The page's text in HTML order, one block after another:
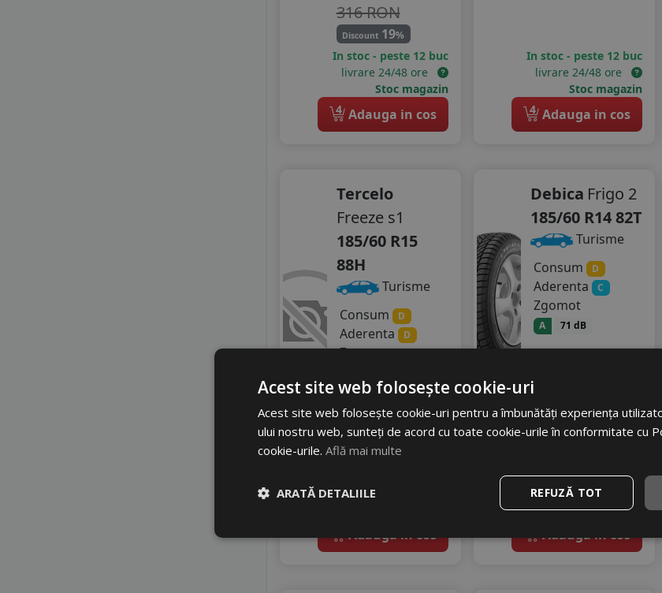
316 RON
Discount 19%
In stoc - peste 12 buc
livrare 24/48 ore
Stoc magazin
4 Adauga in cos
In stoc - peste 12 buc
livrare 24/48 ore
Stoc magazin
4 Adauga in cos
Tercelo
Freeze s1
185/60 R15
88H
Turisme
Consum
D
Aderenta D
Zgomot
195RON
256 RON
Discount23%
livrare 24/48 ore
Adauga in cos
Debica Frigo 2
185/60 R14 82T
Turisme
Consum
D
Aderenta C
Zgomot
A 71 dB
289RON
346 RON
Discount 16%
In stoc - peste 12 buc
livrare 24/48 ore
Stoc magazin
Adauga in cos
Acest site web folosește cookie-uri
Acest site web folosește cookie-uri pentru a îmbunătăți experiența
ului nostru web, sunteți de acord cu toate cookie-urile în conformitate cu
cookie-urile. Află mai multe
REFUZĂ TOT
ARATĂ DETALIILE